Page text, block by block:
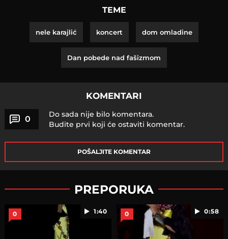
TEME
nele karajlić koncert dom omladine
Dan pobede nad fašizmom
KOMENTARI
0
Do sada nije bilo komentara.
Budite prvi koji će ostaviti komentar.
POŠALJITE KOMENTAR
PREPORUKA
1:40
0 0:58
0